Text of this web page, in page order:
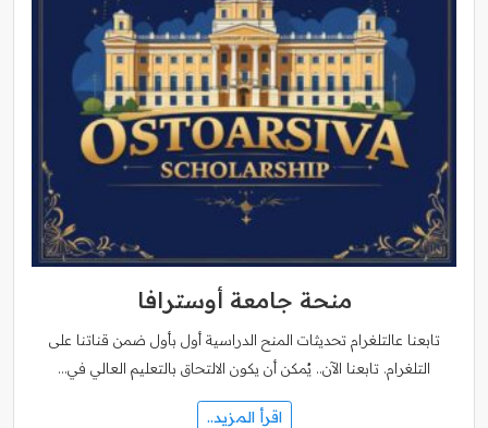
منحة جامعة أوسترافا
تابعنا عالتلغرام تحديثات المنح الدراسية أول بأول ضمن قناتنا على
التلغرام. تابعنا الآن.. يُمكن أن يكون الالتحاق بالتعليم العالي في…
اقرأ المزيد..